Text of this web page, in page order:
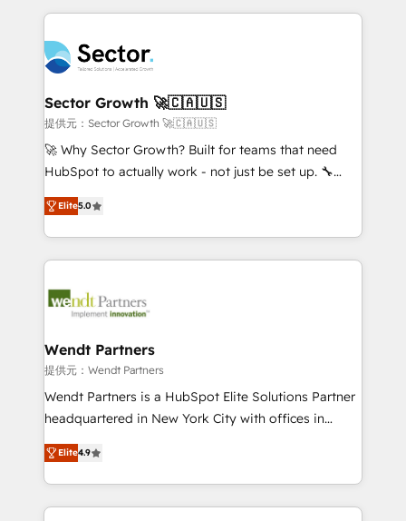
technology and people with each other. Together we
strive for optimal customer processes and
experiences. Systony – We believe you can grow!
integrations, custom CMS portal development,
businesses. Our teams are based in North America
and APAC. We are HubSpot's top-ranked Advanced
Implementation Certified Partner and we contribute
to their advisory council. We strive to do 'good work
with good people' and have worked with incredible
brands. You can see some of them on our website,
Sector Growth 🚀🇨🇦🇺🇸
提供元：Sector Growth 🚀🇨🇦🇺🇸
🚀 Why Sector Growth? Built for teams that need
HubSpot to actually work - not just be set up. 🔧
HubSpot Experts: Onboarding, migrations,
automation, and training built for adoption. ⚡ Highly
Technical Execution: ERP, EMR and Custom
Integrations; complex builds delivered in weeks, not
workflows; automation agents; process optimization
Healthcare: HIPAA implementations; secure data
workflows 💼 Financial Services: compliant
workflows; audit-ready reporting ⚖️ Legal: client
intake; pipeline and document workflows 🛒 E-
revenue automation 🏢 Real Estate: deal pipelines;
portfolio and lifecycle management 🏭
Elite5.0
Wendt Partners
提供元：Wendt Partners
Wendt Partners is a HubSpot Elite Solutions Partner
headquartered in New York City with offices in
Toronto, London and Melbourne. As a global
HubSpot partner, we specialize in working with
sophisticated B2B companies to implement the
HubSpot CRM platform across client organizations.
Elite4.9